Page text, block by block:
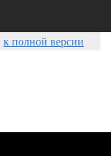
к полной версии